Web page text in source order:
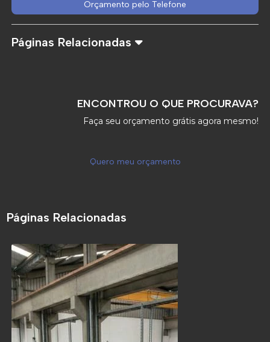
Orçamento pelo Telefone
Páginas Relacionadas
ENCONTROU O QUE PROCURAVA?
Faça seu orçamento grátis agora mesmo!
Quero meu orçamento
Páginas Relacionadas